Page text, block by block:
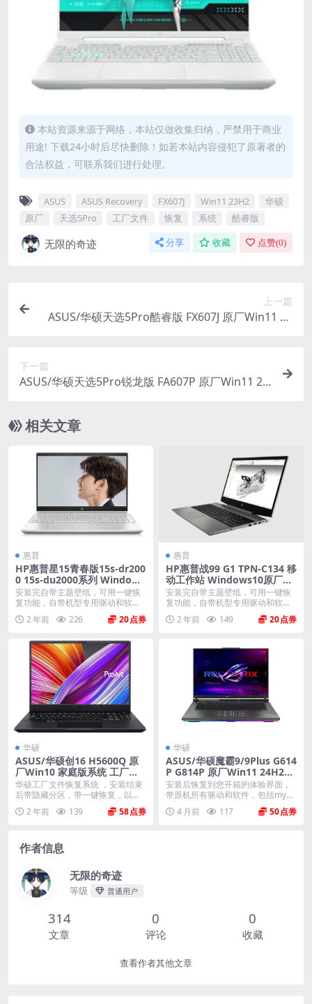
本站资源来源于网络，本站仅做收集归纳，严禁用于商业
用途! 下载24小时后尽快删除！如若本站内容侵犯了原著者的
合法权益，可联系我们进行处理。
ASUS ASUS Recovery FX607J Win11 23H2
华硕
原厂
天选5Pro 工厂文件 恢复 系统 酷睿版
无限的奇迹 分享 收藏 点赞(0)
上一篇
ASUS/华硕天选5Pro酷睿版 FX607J 原厂Win11 22
下一篇
ASUS/华硕天选5Pro锐龙版 FA607P 原厂Win11 23
相关文章
惠普
HP惠普星15青春版15s-dr200
0 15s-du2000系列 Windows
11原厂oem系统镜像下载
安装完自带主题壁纸，可用一键恢
复功能，自带机型专用驱动和软
件，将电脑恢复到出厂时...
2 年前 226 20
惠普
HP惠普战99 G1 TPN-C134 移
动工作站 Windows10原厂oe
m系统镜像下载
安装完自带主题壁纸，可用一键恢
复功能，自带机型专用驱动和软
件，将电脑恢复到出厂时...
2 年前 149 20
华硕
ASUS/华硕创16 H5600Q 原
厂Win10 家庭版系统 工厂文
件 带ASUS Recovery恢复
华硕工厂文件恢复系统 ，安装结束
后带隐藏分区，带一键恢复，以及
机器所有的驱动和软...
2 年前 139 58
华硕
ASUS/华硕魔霸9/9Plus G614
P G814P 原厂Win11 24H2家
庭版系统 非工厂模式
安装后恢复到您开箱的体验界面，
带原机所有驱动和软件，包括myas
us mcafe...
4 月前 117 50
作者信息
无限的奇迹
等级 普通用户
314
文章
0
评论
0
收藏
查看作者其他文章